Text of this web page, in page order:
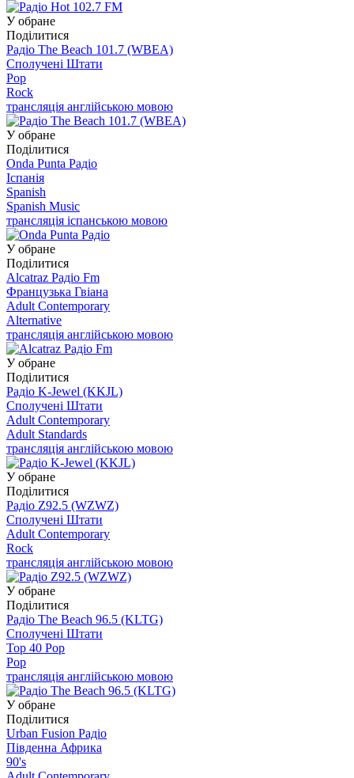
У обране
Поділитися
Радіо The Beach 101.7 (WBEA)
Сполучені Штати
Pop
Rock
трансляція англійською мовою
У обране
Поділитися
Onda Punta Радіо
Іспанія
Spanish
Spanish Music
трансляція іспанською мовою
У обране
Поділитися
Alcatraz Радіо Fm
Французька Гвіана
Adult Contemporary
Alternative
трансляція англійською мовою
У обране
Поділитися
Радіо K-Jewel (KKJL)
Сполучені Штати
Adult Contemporary
Adult Standards
трансляція англійською мовою
У обране
Поділитися
Радіо Z92.5 (WZWZ)
Сполучені Штати
Adult Contemporary
Rock
трансляція англійською мовою
У обране
Поділитися
Радіо The Beach 96.5 (KLTG)
Сполучені Штати
Top 40 Pop
Pop
трансляція англійською мовою
У обране
Поділитися
Urban Fusion Радіо
Південна Африка
90's